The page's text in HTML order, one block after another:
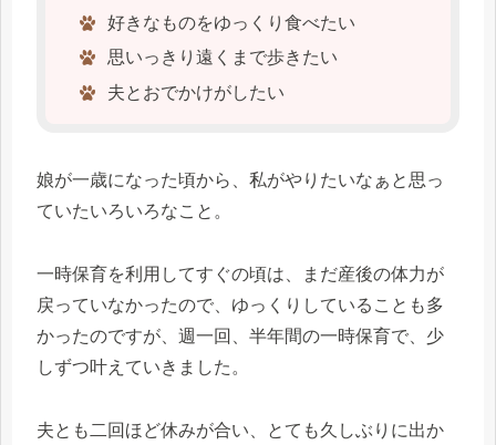
好きなものをゆっくり食べたい
思いっきり遠くまで歩きたい
夫とおでかけがしたい
娘が一歳になった頃から、私がやりたいなぁと思っ
ていたいろいろなこと。
一時保育を利用してすぐの頃は、まだ産後の体力が
戻っていなかったので、ゆっくりしていることも多
かったのですが、週一回、半年間の一時保育で、少
しずつ叶えていきました。
夫とも二回ほど休みが合い、とても久しぶりに出か